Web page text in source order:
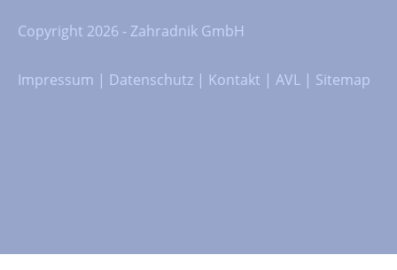
Copyright 2026 - Zahradnik GmbH
Impressum | Datenschutz | Kontakt | AVL | Sitemap